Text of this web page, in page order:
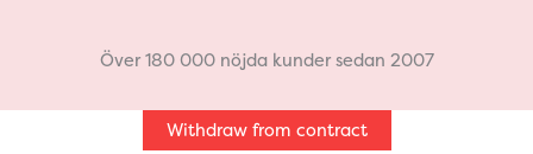
b a
Över 180 000 nöjda kunder sedan 2007
Withdraw from contract